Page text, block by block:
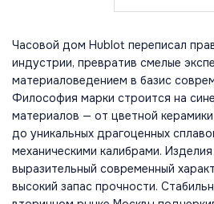
Часовой дом Hublot переписал
индустрии, превратив смелые
материаловедением в базис
Философия марки строится на
материалов — от цветной
до уникальных драгоценных
механическими калибрами.
выразительный современный
высокий запас прочности.